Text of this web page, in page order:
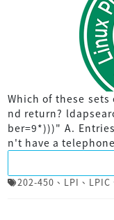
Which of these
nd return?
ber=9*)))" A.
n't have a
202-450 、 LPI 、 LPIC